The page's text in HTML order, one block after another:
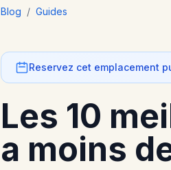
Blog / Guides
Reservez cet emplacement
Les 10
a moins